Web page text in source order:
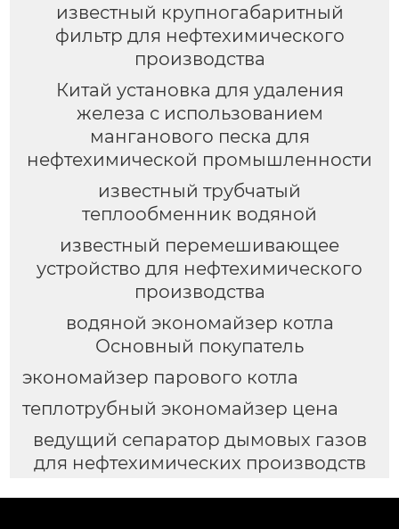
известный крупногабаритный
фильтр для нефтехимического
производства
Китай установка для удаления
железа с использованием
манганового песка для
нефтехимической промышленности
известный трубчатый
теплообменник водяной
известный перемешивающее
устройство для нефтехимического
производства
водяной экономайзер котла
Основный покупатель
экономайзер парового котла
теплотрубный экономайзер цена
ведущий сепаратор дымовых газов
для нефтехимических производств